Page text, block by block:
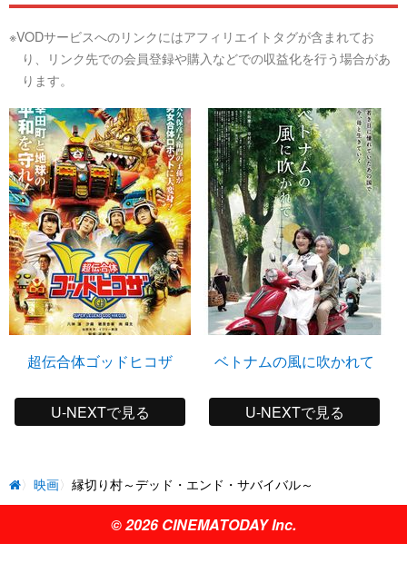
※VODサービスへのリンクにはアフィリエイトタグが含まれてお
り、リンク先での会員登録や購入などでの収益化を行う場合があ
ります。
超伝合体ゴッドヒコザ
U-NEXTで見る
ベトナムの風に吹かれて
U-NEXTで見る
映画 縁切り村～デッド・エンド・サバイバル～
© 2026 CINEMATODAY Inc.